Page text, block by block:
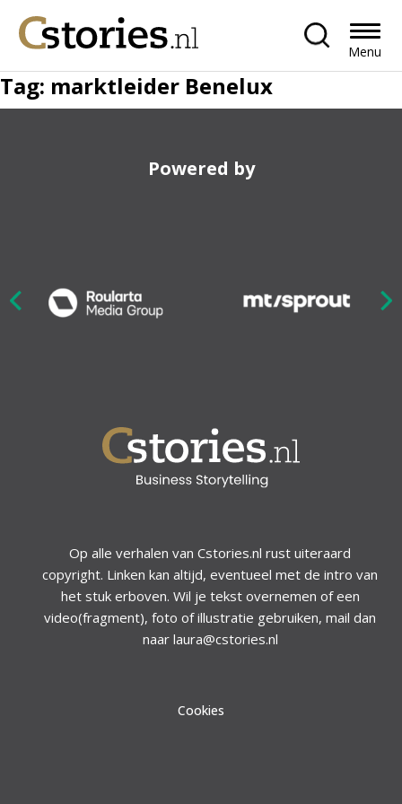
Menu
Tag: marktleider Benelux
Powered by
Op alle verhalen van Cstories.nl rust uiteraard
copyright. Linken kan altijd, eventueel met de intro van
het stuk erboven. Wil je tekst overnemen of een
video(fragment), foto of illustratie gebruiken, mail dan
naar laura@cstories.nl
Cookies